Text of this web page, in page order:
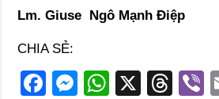
Lm. Giuse Ngô Mạnh Điệp
CHIA SẺ:
F
M
W
X
T